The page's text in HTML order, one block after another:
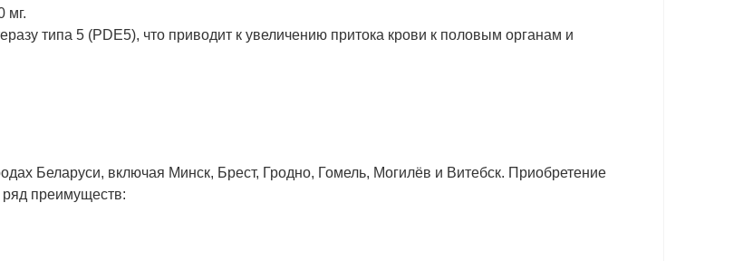
мг.
типа 5 (PDE5), что приводит к увеличению притока крови к половым органам и
Беларуси, включая Минск, Брест, Гродно, Гомель, Могилёв и Витебск. Приобретение
ряд преимуществ: